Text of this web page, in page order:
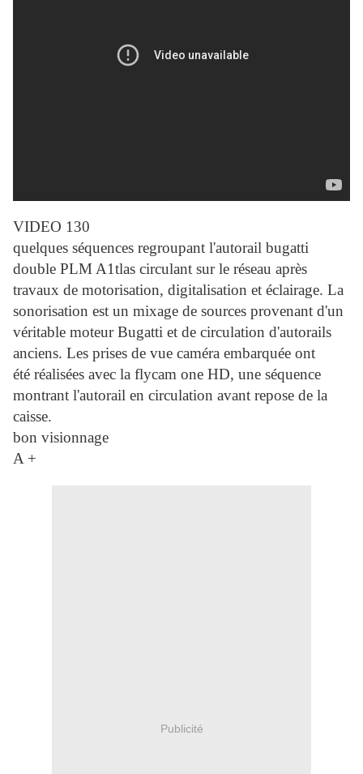
VIDEO 130
quelques séquences regroupant l'autorail bugatti
double PLM A1tlas circulant sur le réseau après
travaux de motorisation, digitalisation et éclairage. La
sonorisation est un mixage de sources provenant d'un
véritable moteur Bugatti et de circulation d'autorails
anciens. Les prises de vue caméra embarquée ont
été réalisées avec la flycam one HD, une séquence
montrant l'autorail en circulation avant repose de la
caisse.
bon visionnage
A +
Publicité